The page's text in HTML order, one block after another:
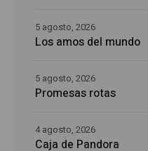
Los amos del mundo
5 agosto, 2026
Promesas rotas
5 agosto, 2026
Caja de Pandora
4 agosto, 2026